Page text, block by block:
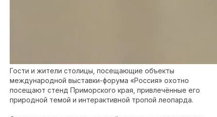
Гости и жители столицы, посещающие объекты
международной выставки-форума «Россия» охотно
посещают стенд Приморского края, привлечённые его
природной темой и интерактивной тропой леопарда.